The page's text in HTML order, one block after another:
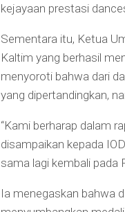
kejayaan prestasi
Sementara itu, Ketua
Kaltim yang berhasil
menyoroti bahwa dari
yang dipertandingkan,
“Kami berharap dalam
disampaikan kepada
sama lagi kembali pada
Ia menegaskan bahwa